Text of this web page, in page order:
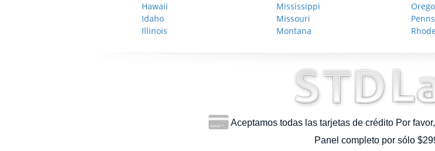
Hawaii
Idaho
Illinois
Mississippi
Missouri
Montana
Aceptamos todas las tarjetas de crédito Por
Panel completo por sólo